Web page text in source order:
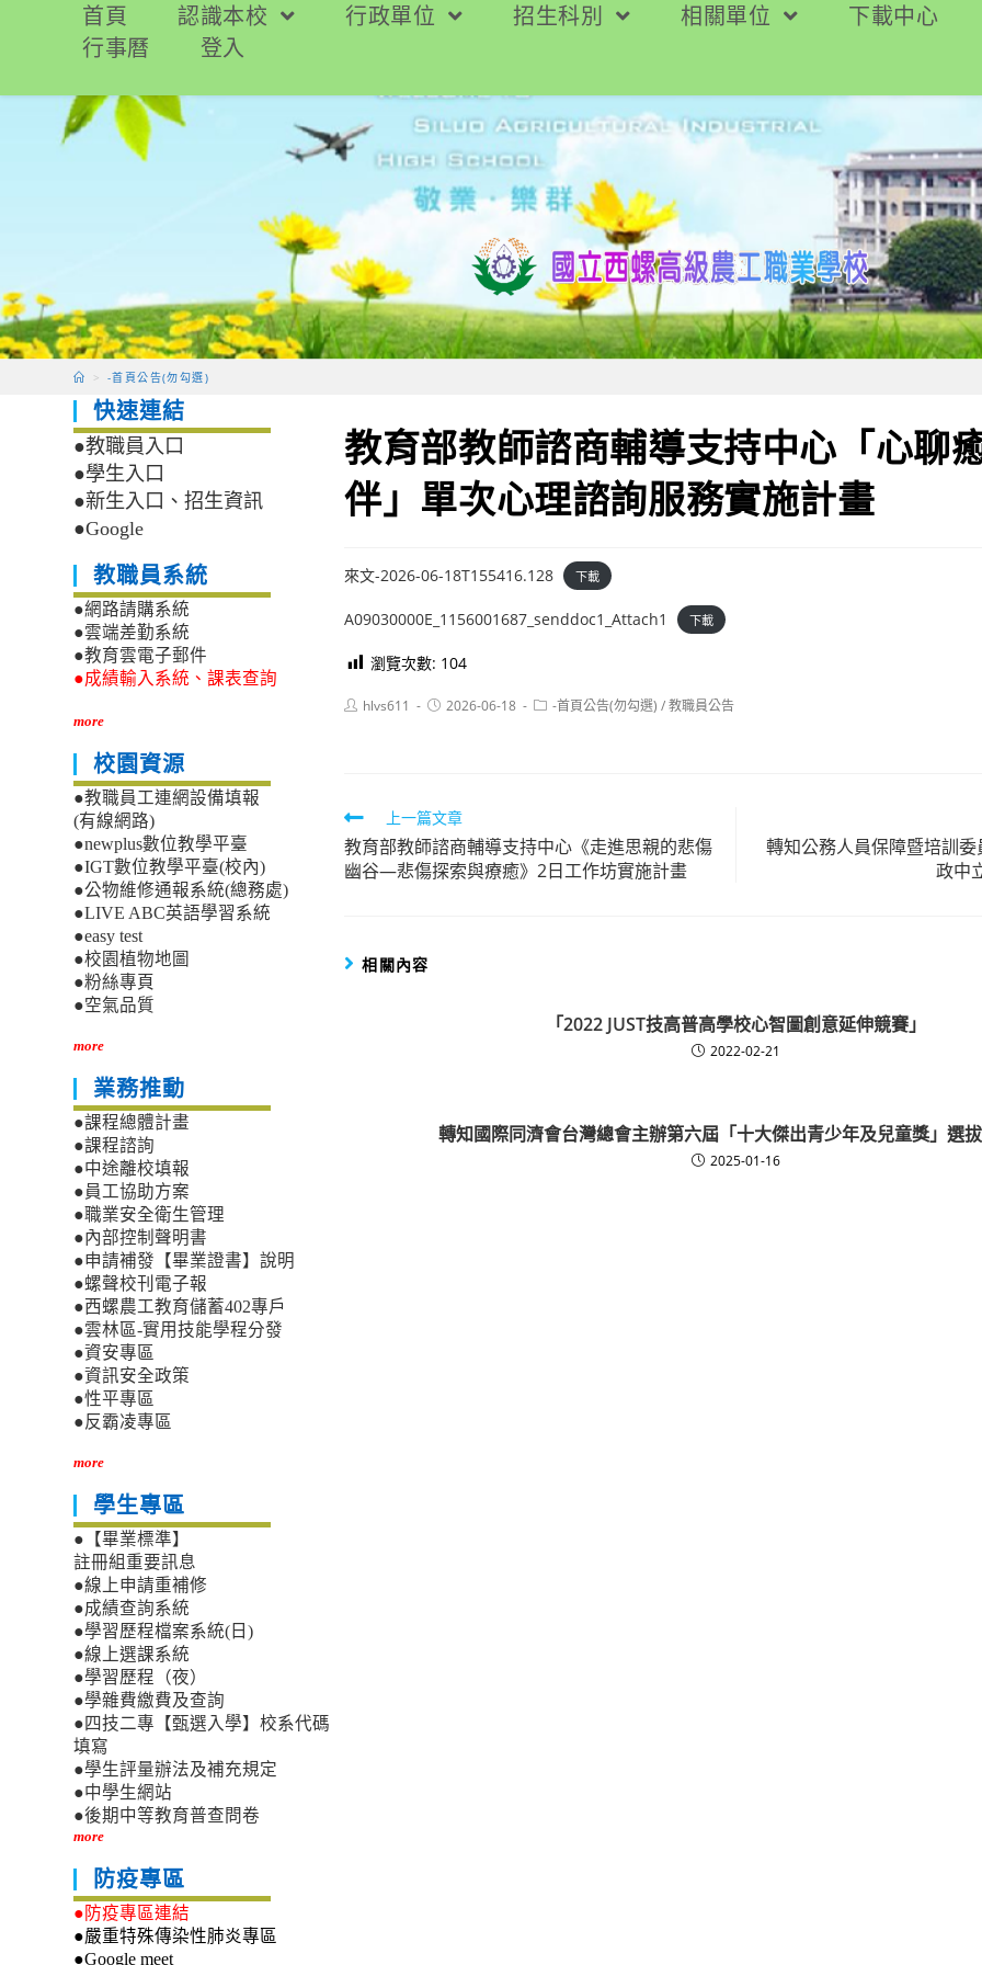
要
首頁 認識本校 行政單位 招生科別 相關單位
下載中心
行事曆
登入
> -首頁公告(勿勾選)
教育部教師諮商輔導支持中心「心聊
伴」單次心理諮詢服務實施計畫
來文-2026-06-18T155416.128 下載
A09030000E_1156001687_senddoc1_Attach1 下載
瀏覽次數: 104
Posthlvs611
Post2026-06-18
Post-首頁公告(勿勾選) /教職員公告
Read
more
articles
上一篇文章
教育部教師諮商輔導支持中心《走進思親的悲傷
幽谷—悲傷探索與療癒》2日工作坊實施計畫
轉知公務人員保障暨培訓
政中
相關內容
「2022 JUST技高普高學校心智圖創意延伸競賽」
2022-02-21
轉知國際同濟會台灣總會主辦第六屆「十大傑出青少年及兒童獎」選
2025-01-16
快速連結
●教職員入口
●學生入口
●新生入口、招生資訊
●Google
教職員系統
●網路請購系統
●雲端差勤系統
●教育雲電子郵件
●成績輸入系統、課表查詢
more
校園資源
●教職員工連網設備填報
(有線網路)
●newplus數位教學平臺
●IGT數位教學平臺(校內)
●公物維修通報系統(總務處)
●LIVE ABC英語學習系統
●easy test
●校園植物地圖
●粉絲專頁
●空氣品質
more
業務推動
●課程總體計畫
●課程諮詢
●中途離校填報
●員工協助方案
●職業安全衛生管理
●內部控制聲明書
●申請補發【畢業證書】說明
●螺聲校刊電子報
●西螺農工教育儲蓄402專戶
●雲林區-實用技能學程分發
●資安專區
●資訊安全政策
●性平專區
●反霸凌專區
more
學生專區
●【畢業標準】
註冊組重要訊息
●線上申請重補修
●成績查詢系統
●學習歷程檔案系統(日)
●線上選課系統
●學習歷程（夜）
●學雜費繳費及查詢
●四技二專【甄選入學】校系代碼
填寫
●學生評量辦法及補充規定
●中學生網站
●後期中等教育普查問卷
more
防疫專區
●防疫專區連結
●嚴重特殊傳染性肺炎專區
●Google meet